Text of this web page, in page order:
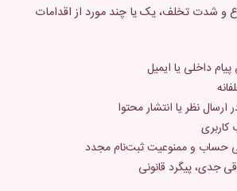
و شدت تخلف، یک یا چند مورد از اقدامات
داخلی یا ایمیل
نظر یا انتشار محتوا
حساب و ممنوعیت ثبت‌نام مجدد
جدی، پیگرد قانونی